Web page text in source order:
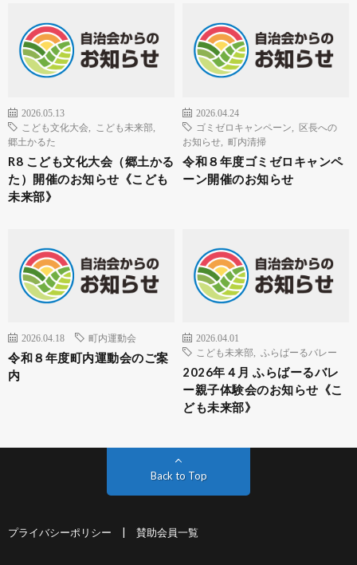
2026.05.13
こども文化大会
こども未来部
郷土かるた
R8 こども文化大会（郷土かる
た）開催のお知らせ《こども
未来部》
2026.04.24
ゴミゼロキャンペーン
区長への
お知らせ
町内清掃
令和８年度ゴミゼロキャンペ
ーン開催のお知らせ
2026.04.18 町内運動会
令和８年度町内運動会のご案
内
2026.04.01
こども未来部
ふらばーるバレー
2026年４月 ふらばーるバレ
ー親子体験会のお知らせ《こ
ども未来部》
Back to Top
プライバシーポリシー 賛助会員一覧